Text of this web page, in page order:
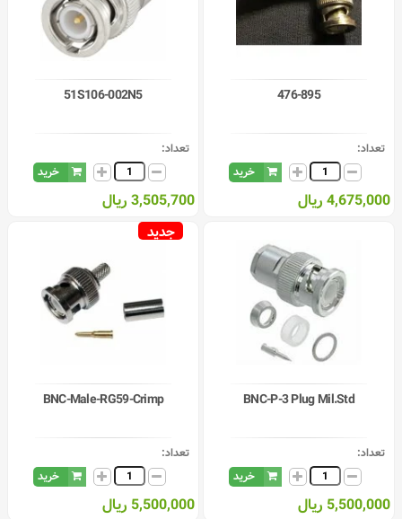
476-895
تعداد:
خرید
4,675,000 ریال
51S106-002N5
تعداد:
خرید
3,505,700 ریال
BNC-P-3 Plug Mil.Std
تعداد:
خرید
5,500,000 ریال
جدید
BNC-Male-RG59-Crimp
تعداد:
خرید
5,500,000 ریال